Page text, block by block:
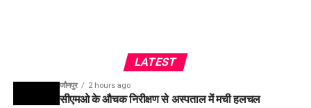
LATEST
जौनपुर 2 hours ago
सीएमओ के औचक निरीक्षण से अस्पताल में मची हलचल